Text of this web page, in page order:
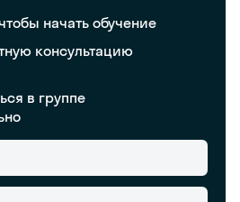
начать обучение
консультацию
в группе